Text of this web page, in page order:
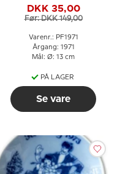
DKK 35,00
Før: DKK 149,00
Varenr.: PF1971
Årgang: 1971
Mål: Ø: 13 cm
PÅ LAGER
Se vare